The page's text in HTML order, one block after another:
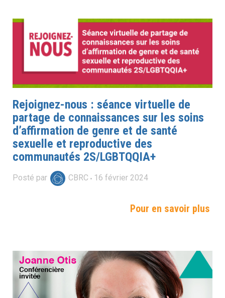
Rejoignez-nous : séance virtuelle de
partage de connaissances sur les soins
d’affirmation de genre et de santé
sexuelle et reproductive des
communautés 2S/LGBTQQIA+
Posté par CBRC 16 février 2024
Pour en savoir plus